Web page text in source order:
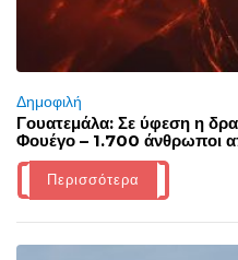
Δημοφιλή
Γουατεμάλα: Σε ύφεση η
Φουέγο – 1.700 άνθρωποι
Περισσότερα